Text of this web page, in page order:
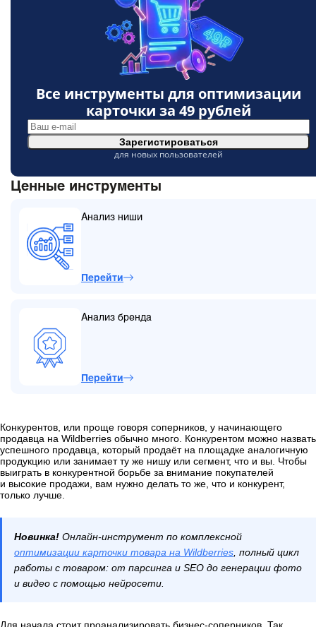
Конкурентов, или проще говоря соперников, у начинающего
продавца на Wildberries обычно много. Конкурентом можно назвать
успешного продавца, который продаёт на площадке аналогичную
продукцию или занимает ту же нишу или сегмент, что и вы. Чтобы
выиграть в конкурентной борьбе за внимание покупателей
и высокие продажи, вам нужно делать то же, что и конкурент,
только лучше.
Новинка! Онлайн-инструмент по комплексной
оптимизации карточки товара на Wildberries , полный цикл
работы с товаром: от парсинга и SEO до генерации фото
и видео с помощью нейросети.
Все инструменты для оптимизации
карточки за 49 рублей
Зарегистироваться
для новых пользователей
Ценные инструменты
Анализ ниши
Перейти
Анализ бренда
Перейти